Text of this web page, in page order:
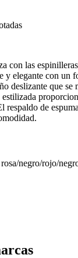
con las
y elegante con un
deslizante que se
respaldo de
negro/rojo/